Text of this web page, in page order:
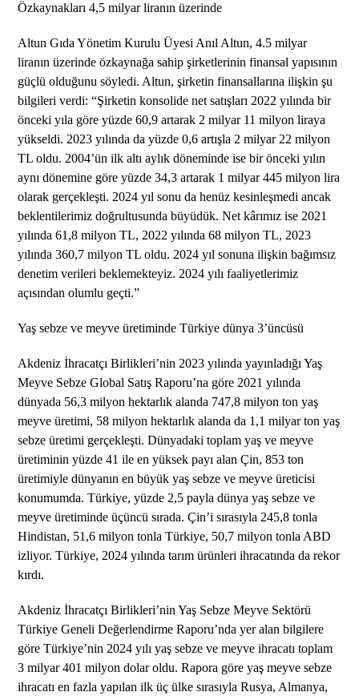
Özkaynakları 4,5 milyar liranın üzerinde
Altun Gıda Yönetim Kurulu Üyesi Anıl Altun, 4.5 milyar
liranın üzerinde özkaynağa sahip şirketlerinin finansal yapısının
güçlü olduğunu söyledi. Altun, şirketin finansallarına ilişkin şu
bilgileri verdi: “Şirketin konsolide net satışları 2022 yılında bir
önceki yıla göre yüzde 60,9 artarak 2 milyar 11 milyon liraya
yükseldi. 2023 yılında da yüzde 0,6 artışla 2 milyar 22 milyon
TL oldu. 2004’ün ilk altı aylık döneminde ise bir önceki yılın
aynı dönemine göre yüzde 34,3 artarak 1 milyar 445 milyon lira
olarak gerçekleşti. 2024 yıl sonu da henüz kesinleşmedi ancak
beklentilerimiz doğrultusunda büyüdük. Net kârımız ise 2021
yılında 61,8 milyon TL, 2022 yılında 68 milyon TL, 2023
yılında 360,7 milyon TL oldu. 2024 yıl sonuna ilişkin bağımsız
denetim verileri beklemekteyiz. 2024 yılı faaliyetlerimiz
açısından olumlu geçti.”
Yaş sebze ve meyve üretiminde Türkiye dünya 3’üncüsü
Akdeniz İhracatçı Birlikleri’nin 2023 yılında yayınladığı Yaş
Meyve Sebze Global Satış Raporu’na göre 2021 yılında
dünyada 56,3 milyon hektarlık alanda 747,8 milyon ton yaş
meyve üretimi, 58 milyon hektarlık alanda da 1,1 milyar ton yaş
sebze üretimi gerçekleşti. Dünyadaki toplam yaş ve meyve
üretiminin yüzde 41 ile en yüksek payı alan Çin, 853 ton
üretimiyle dünyanın en büyük yaş sebze ve meyve üreticisi
konumumda. Türkiye, yüzde 2,5 payla dünya yaş sebze ve
meyve üretiminde üçüncü sırada. Çin’i sırasıyla 245,8 tonla
Hindistan, 51,6 milyon tonla Türkiye, 50,7 milyon tonla ABD
izliyor. Türkiye, 2024 yılında tarım ürünleri ihracatında da rekor
kırdı.
Akdeniz İhracatçı Birlikleri’nin Yaş Sebze Meyve Sektörü
Türkiye Geneli Değerlendirme Raporu’nda yer alan bilgilere
göre Türkiye’nin 2024 yılı yaş sebze ve meyve ihracatı toplam
3 milyar 401 milyon dolar oldu. Rapora göre yaş meyve sebze
ihracatı en fazla yapılan ilk üç ülke sırasıyla Rusya, Almanya,